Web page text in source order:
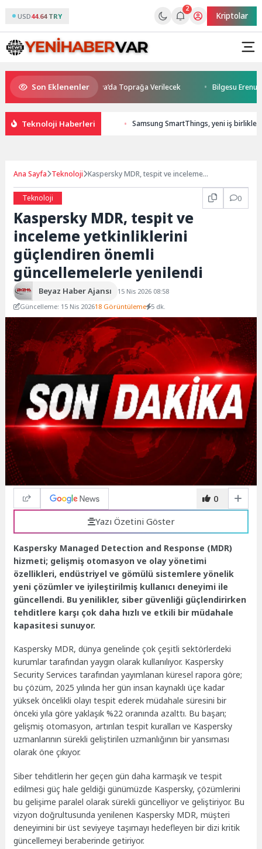
USD44.64 TRY
2
Kriptolar
Son Eklenenler
Kuzey Makedonya’da Toprağa Verilecek Bilgesu Erenus
Teknoloji Haberleri Samsung SmartThings, yeni iş
Ana Sayfa Teknoloji Kaspersky MDR, tespit ve inceleme
Teknoloji 0
Kaspersky MDR, tespit ve
inceleme yetkinliklerini
güçlendiren önemli
güncellemelerle yenilendi
Beyaz Haber Ajansı
15 Nis 2026 08:58
Güncelleme: 15 Nis 202618 Görüntüleme 5 dk.
0
Yazı Özetini Göster
Kaspersky Managed Detection and Response (MDR)
hizmeti; gelişmiş otomasyon ve olay yönetimi
özellikleri, endüstriyel ve gömülü sistemlere yönelik
yeni çözümler ve iyileştirilmiş kullanıcı deneyimi ile
güncellendi. Bu yenilikler, siber güvenliği güçlendirirken
tehditlere karşı çok daha hızlı ve etkili bir müdahale
kapasitesi sunuyor.
Kaspersky MDR, dünya genelinde çok çeşitli sektörlerdeki
kurumlar tarafından yaygın olarak kullanılıyor. Kaspersky
Security Services tarafından yayımlanan küresel rapora göre;
bu çözüm, 2025 yılında her gün insan kaynaklı üçe kadar
yüksek öncelikli olayı tespit ederek müdahale süresini bir
önceki yıla göre yaklaşık %22 oranında azalttı. Bu başarı;
gelişmiş otomasyon, artırılan tespit kuralları ve Kaspersky
uzmanlarının sürekli geliştirilen uzmanlığının bir yansıması
olarak öne çıkıyor.
Siber tehditlerin her geçen gün daha karmaşık ve tespit
edilmesi güç hale geldiği günümüzde Kaspersky, çözümlerini
bu gelişime paralel olarak sürekli güncelliyor ve geliştiriyor. Bu
vizyon doğrultusunda yenilenen Kaspersky MDR, müşteri
deneyimini bir üst seviyeye taşımayı hedefleyen bir dizi kritik
güncellemeyi beraberinde getiriyor.